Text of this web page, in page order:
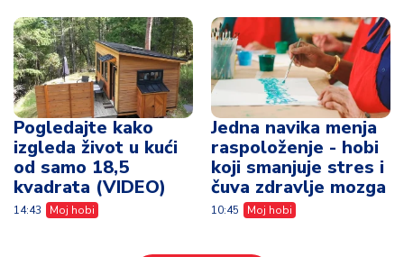
Pogledajte kako
izgleda život u kući
od samo 18,5
kvadrata (VIDEO)
14:43 Moj hobi
Jedna navika menja
raspoloženje - hobi
koji smanjuje stres i
čuva zdravlje mozga
10:45 Moj hobi